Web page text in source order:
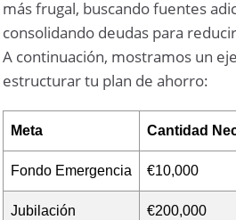
más frugal, buscando fuentes
consolidando deudas para
A continuación, mostramos un
estructurar tu plan de ahorro:
Meta Cantidad
Fondo Emergencia €10,000
Jubilación €200,000